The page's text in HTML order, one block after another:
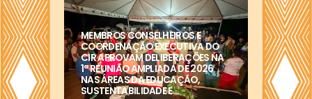
MEMBROS CONSELHEIROS E
COORDENAÇÃO EXECUTIVA DO
CIR APROVAM DELIBERAÇÕES NA
1ª REUNIÃO AMPLIADA DE 2026
NAS ÁREAS DA EDUCAÇÃO,
SUSTENTABILIDADE E...